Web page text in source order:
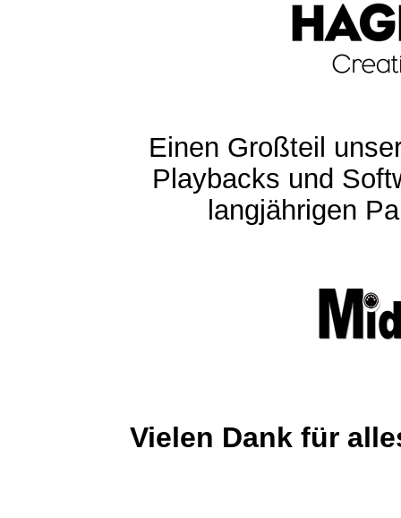
Einen Großteil
Playbacks und
langjährigen
Vielen Dank für